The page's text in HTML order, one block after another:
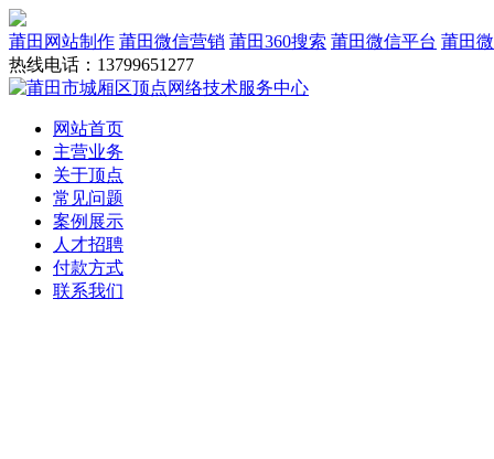
莆田网站制作 莆田微信营销 莆田360搜索 莆田微信平台 莆田
热线电话：13799651277
网站首页
主营业务
关于顶点
常见问题
案例展示
人才招聘
付款方式
联系我们